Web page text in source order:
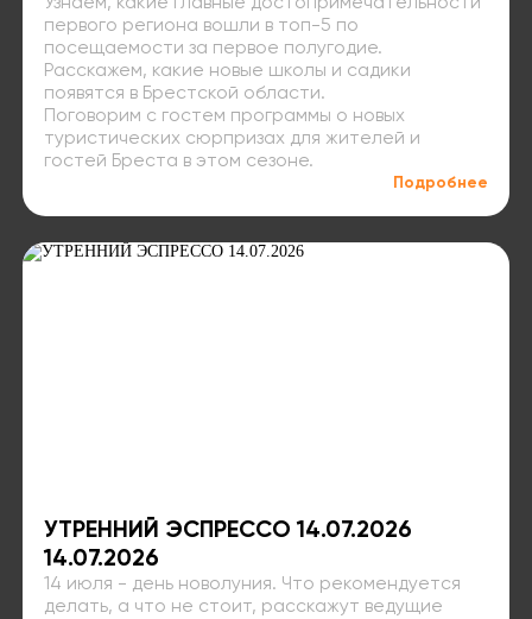
Узнаем, какие главные достопримечательности
первого региона вошли в топ-5 по
посещаемости за первое полугодие.
Расскажем, какие новые школы и садики
появятся в Брестской области.
Поговорим с гостем программы о новых
туристических сюрпризах для жителей и
гостей Бреста в этом сезоне.
Подробнее
УТРЕННИЙ ЭСПРЕССО 14.07.2026
14.07.2026
14 июля - день новолуния. Что рекомендуется
делать, а что не стоит, расскажут ведущие